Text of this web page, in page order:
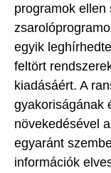
programok ellen
egyik
feltört
kiadásáért. A
gyakoriságának
növekedésével
egyaránt
információk